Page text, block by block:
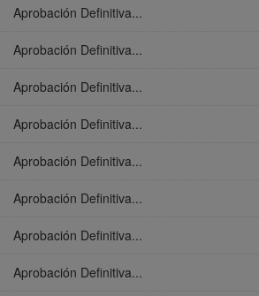
Aprobación Definitiva...
Aprobación Definitiva...
Aprobación Definitiva...
Aprobación Definitiva...
Aprobación Definitiva...
Aprobación Definitiva...
Aprobación Definitiva...
Aprobación Definitiva...